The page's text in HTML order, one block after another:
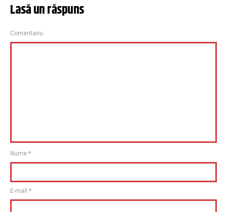
Lasă un răspuns
Comentariu
Nume *
E-mail *